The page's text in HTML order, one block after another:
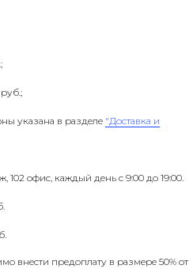
указана в разделе "Доставка и
102 офис, каждый день с 9:00 до 19:00.
внести предоплату в размере 50% от